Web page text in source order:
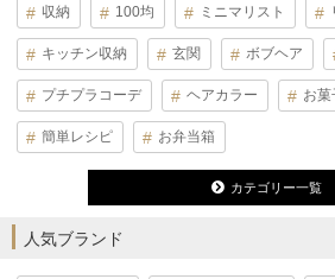
収納 100均 ミニマリスト
キッチン収納 玄関 ボブヘア
プチプラコーデ ヘアカラー お菓
簡単レシピ お弁当箱
カテゴリー一覧
人気ブランド